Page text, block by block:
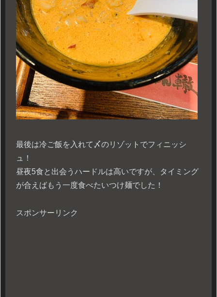
最後は冷ご飯を入れて〆のリゾットでフィニッシ
ュ！
昼夜5食と出会うハードルは高いですが、タイミング
が合えばもう一度食べたいつけ麺でした！
スポンサーリンク